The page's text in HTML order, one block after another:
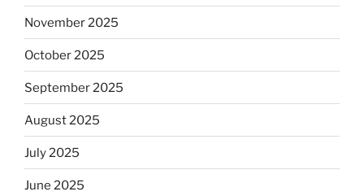
November 2025
October 2025
September 2025
August 2025
July 2025
June 2025